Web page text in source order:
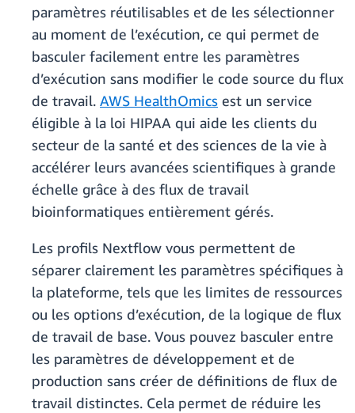
paramètres réutilisables et de les sélectionner
au moment de l’exécution, ce qui permet de
basculer facilement entre les paramètres
d’exécution sans modifier le code source du flux
de travail. AWS HealthOmics est un service
éligible à la loi HIPAA qui aide les clients du
secteur de la santé et des sciences de la vie à
accélérer leurs avancées scientifiques à grande
échelle grâce à des flux de travail
bioinformatiques entièrement gérés.
Les profils Nextflow vous permettent de
séparer clairement les paramètres spécifiques à
la plateforme, tels que les limites de ressources
ou les options d’exécution, de la logique de flux
de travail de base. Vous pouvez basculer entre
les paramètres de développement et de
production sans créer de définitions de flux de
travail distinctes. Cela permet de réduire les